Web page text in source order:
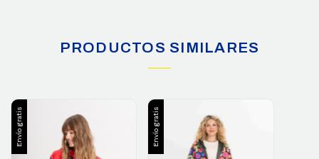
PRODUCTOS SIMILARES
Envío gratis Envío gratis